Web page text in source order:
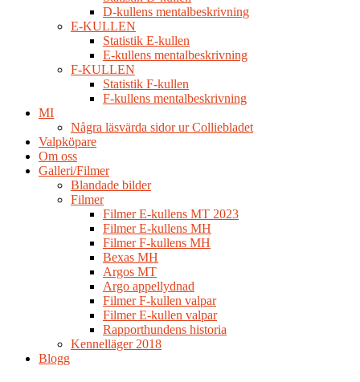
D-kullens mentalbeskrivning
E-KULLEN
Statistik E-kullen
E-kullens mentalbeskrivning
F-KULLEN
Statistik F-kullen
F-kullens mentalbeskrivning
MI
Några läsvärda sidor ur Colliebladet
Valpköpare
Om oss
Galleri/Filmer
Blandade bilder
Filmer
Filmer E-kullens MT 2023
Filmer E-kullens MH
Filmer F-kullens MH
Bexas MH
Argos MT
Argo appellydnad
Filmer F-kullen valpar
Filmer E-kullen valpar
Rapporthundens historia
Kennelläger 2018
Blogg